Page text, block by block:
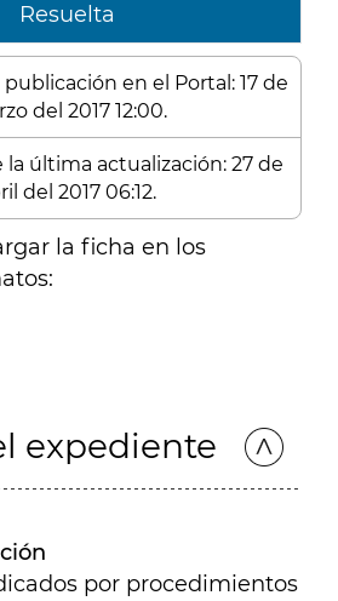
Resuelta
en el Portal: 17 de
del 2017 12:00.
la última actualización: 27 de
del 2017 06:12.
la ficha en los
expediente
por procedimientos